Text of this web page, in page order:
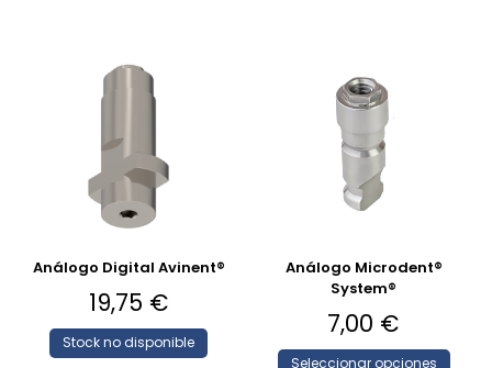
Análogo Digital Avinent®
19,75 €
Stock no disponible
Análogo Microdent®
System®
7,00 €
Seleccionar opciones